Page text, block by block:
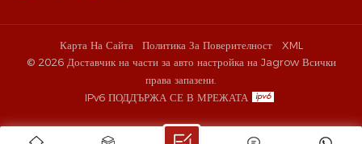
Карта На Сайта Политика За Поверителност
XML
© 2026 Доставчик на части за авто настройка на Jagrow Всички
права запазени.
IPv6 ПОДДЪРЖА СЕ В МРЕЖАТА